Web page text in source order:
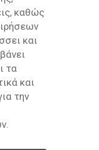
καθώς
και
τα
και
την